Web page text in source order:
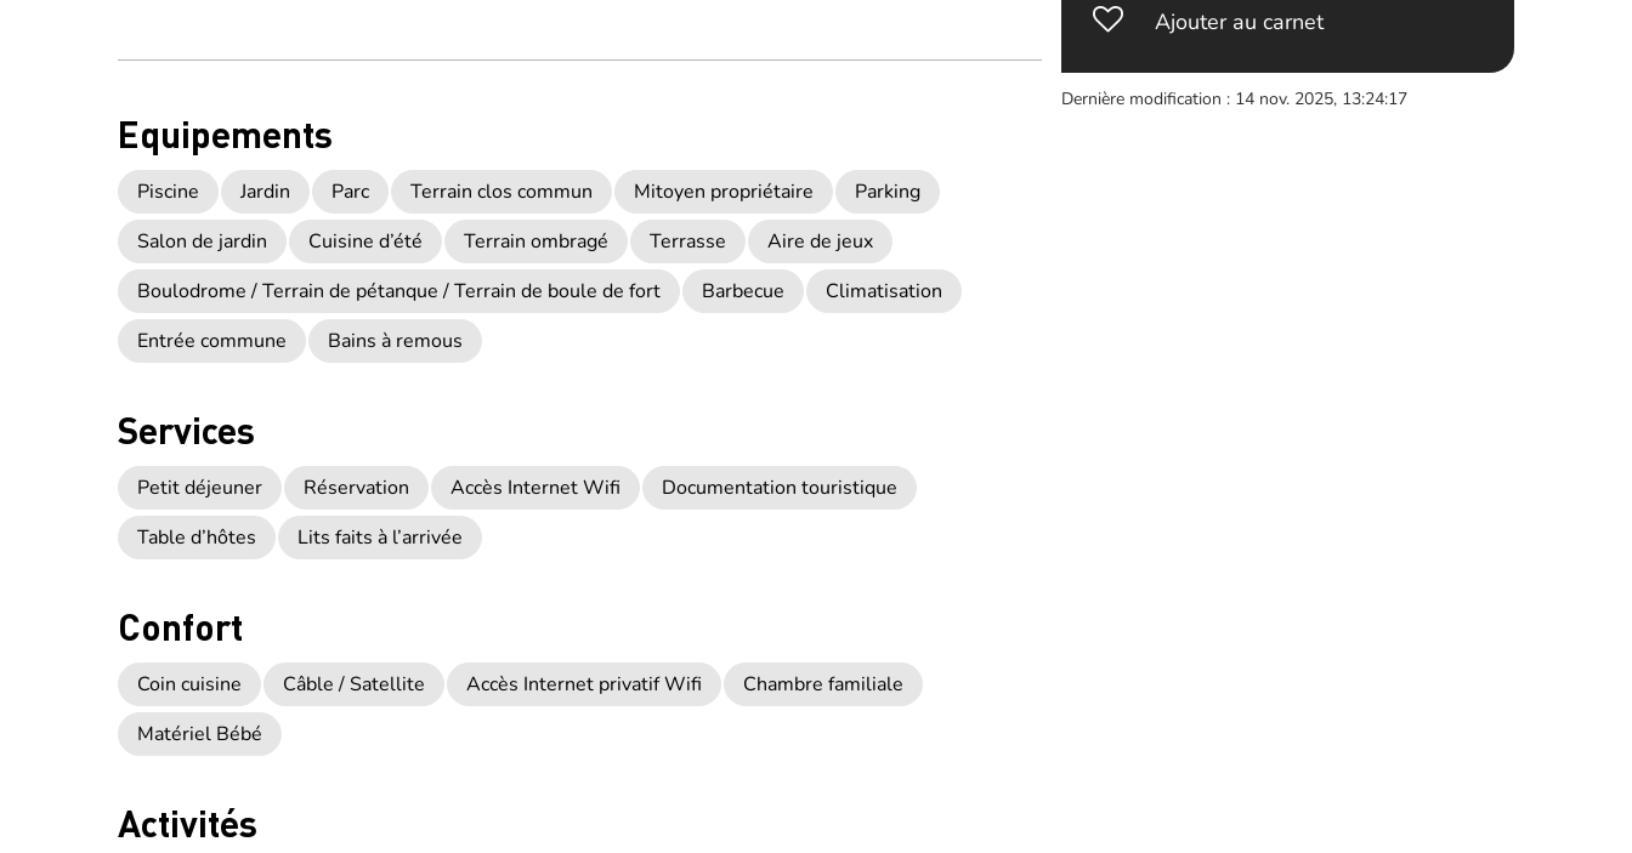
Equipements
Piscine Jardin Parc Terrain clos commun Mitoyen propriétaire
Parking
Salon de jardin
Cuisine d’été Terrain ombragé Terrasse
Aire de jeux
Boulodrome / Terrain de pétanque / Terrain de boule de fort
Barbecue
Climatisation
Entrée commune
Bains à remous
Services
Petit déjeuner Réservation Accès Internet Wifi
Documentation touristique
Table d’hôtes
Lits faits à l’arrivée
Confort
Coin cuisine Câble / Satellite Accès Internet privatif Wifi
Chambre familiale
Matériel Bébé
Activités
Ajouter au carnet
Dernière modification : 14 nov. 2025, 13:24:17